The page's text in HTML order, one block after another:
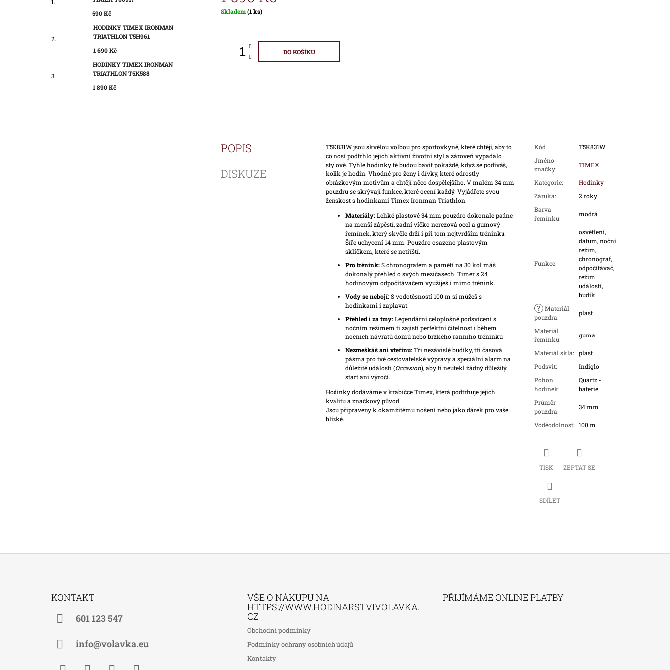
590 Kč
HODINKY TIMEX IRONMAN
TRIATHLON T5H961
1 690 Kč
HODINKY TIMEX IRONMAN
TRIATHLON T5K588
1 890 Kč
Měrná
Skladem(1 ks)
DO KOŠÍKU
POPIS
DISKUZE
T5K831W jsou skvělou volbou pro sportovkyně, které chtějí, aby to
co nosí podtrhlo jejich aktivní životní styl a zároveň vypadalo
stylově. Tyhle hodinky tě budou bavit pokaždé, když se podíváš,
kolik je hodin. Vhodné pro ženy i dívky, které odrostly
obrázkovým motivům a chtějí něco dospělejšího. V malém 34 mm
pouzdru se skrývají funkce, které ocení každý. Vyjádřete svou
ženskost s hodinkami Timex Ironman Triathlon.
Materiály:Lehké plastové 34 mm pouzdro dokonale padne
na menší zápěstí, zadní víčko nerezová ocel a gumový
řemínek, který skvěle drží i při tom nejtvrdším tréninku.
Šíře uchycení 14 mm. Pouzdro osazeno plastovým
sklíčkem, které se netříští.
Pro trénink:S chronografem a pamětí na 30 kol máš
dokonalý přehled o svých mezičasech. Timer s 24
hodinovým odpočítávačem využiješ i mimo trénink.
Vody se nebojí:S vodotěsností 100 m si můžeš s
hodinkami i zaplavat.
Přehled i za tmy:Legendární celoplošné podsvícení s
nočním režimem ti zajistí perfektní čitelnost i během
nočních návratů domů nebo brzkého ranního tréninku.
Nezmeškáš ani vteřinu:Tři nezávislé budíky, tři časová
pásma pro tvé cestovatelské výpravy a speciální alarm na
důležité události (Occasion), aby ti neutekl žádný důležitý
start ani výročí.
Hodinky dodáváme v krabičce Timex, která podtrhuje jejich
kvalitu a značkový původ.
Jsou připraveny k okamžitému nošení nebo jako dárek pro vaše
blízké.
Kód
T5K831W
Jméno
značky:
TIMEX
Kategorie:
Hodinky
Záruka:
2 roky
Barva
řemínku:
modrá
Funkce:
osvětlení,
datum, noční
režim,
chronograf,
odpočítávač,
režim
událostí,
budík
? Materiál
pouzdra:
plast
Materiál
řemínku:
guma
Materiál skla:
plast
Podsvit:
Indiglo
Pohon
hodinek:
Quartz -
baterie
Průměr
pouzdra:
34 mm
Voděodolnost: 100 m
TISK ZEPTAT SE
SDÍLET
KONTAKT
601 123 547
info@volavka.eu
VŠE O NÁKUPU NA
HTTPS://WWW.HODINARSTVIVOLAVKA.
CZ
Obchodní podmínky
Podmínky ochrany osobních údajů
Kontakty
PŘIJÍMÁME ONLINE PLATBY